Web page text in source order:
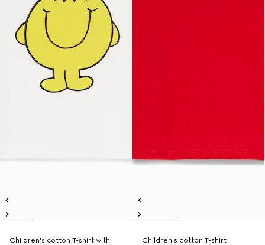
Children's cotton T-shirt with
Children's cotton T-shirt